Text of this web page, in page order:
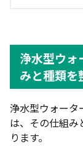
浄水
ーで浄
宅配
り比較
浄水型ウォ
みと種類を
浄水型ウォータ
は、その仕組み
ります。